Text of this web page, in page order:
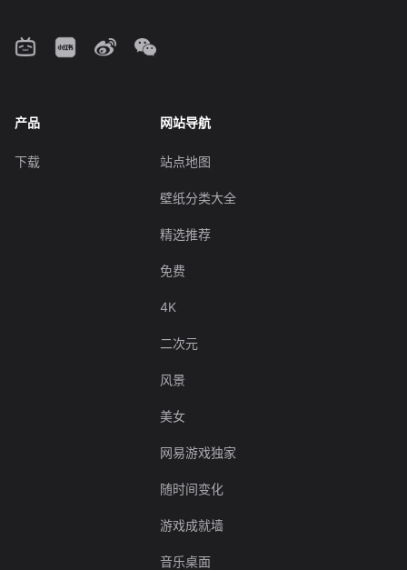
产品
下载
网站导航
站点地图
壁纸分类大全
精选推荐
免费
4K
二次元
风景
美女
网易游戏独家
随时间变化
游戏成就墙
音乐桌面